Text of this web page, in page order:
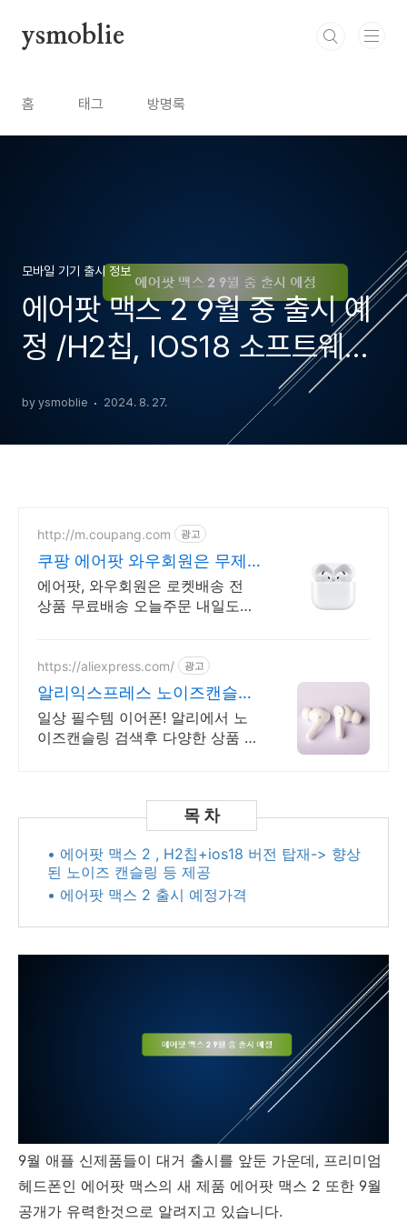
ysmoblie
홈 태그 방명록
모바일 기기 출시 정보
에어팟 맥스 2 9월 중 출시 예
정 /H2칩, IOS18 소프트웨어
by ysmoblie 2024. 8. 27.
http://m.coupang.com 광고
쿠팡 에어팟 와우회원은 무제
한 무료 배송
에어팟, 와우회원은 로켓배송 전
상품 무료배송 오늘주문 내일도착!
https://aliexpress.com/ 광고
알리익스프레스 노이즈캔슬링
필수템 이어폰 알리에서 쇼핑
일상 필수템 이어폰! 알리에서 노
이즈캔슬링 검색후 다양한 상품 쇼
• 에어팟 맥스 2 , H2칩+ios18 버전 탑재-> 향상
된 노이즈 캔슬링 등 제공
• 에어팟 맥스 2 출시 예정가격
9월 애플 신제품들이 대거 출시를 앞둔 가운데, 프리미엄
헤드폰인 에어팟 맥스의 새 제품 에어팟 맥스 2 또한 9월
공개가 유력한것으로 알려지고 있습니다.